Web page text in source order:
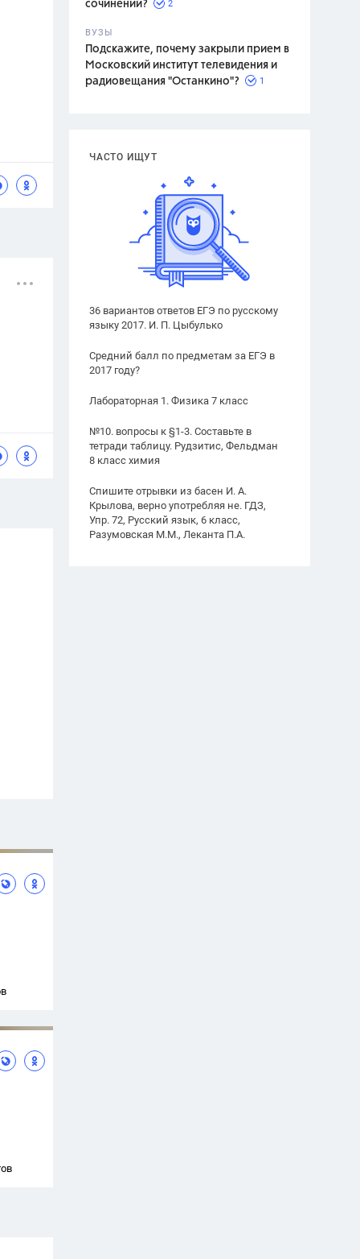
сочинений?
2
ВУЗЫ
Подскажите, почему закрыли прием в
Московский институт телевидения и
радиовещания "Останкино"?
1
ЧАСТО ИЩУТ
36 вариантов ответов ЕГЭ по русскому
языку 2017. И. П. Цыбулько
Средний балл по предметам за ЕГЭ в
2017 году?
Лабораторная 1. Физика 7 класс
№10. вопросы к §1-3. Составьте в
тетради таблицу. Рудзитис, Фельдман
8 класс химия
Спишите отрывки из басен И. А.
Крылова, верно употребляя не. ГДЗ,
Упр. 72, Русский язык, 6 класс,
Разумовская М.М., Леканта П.А.